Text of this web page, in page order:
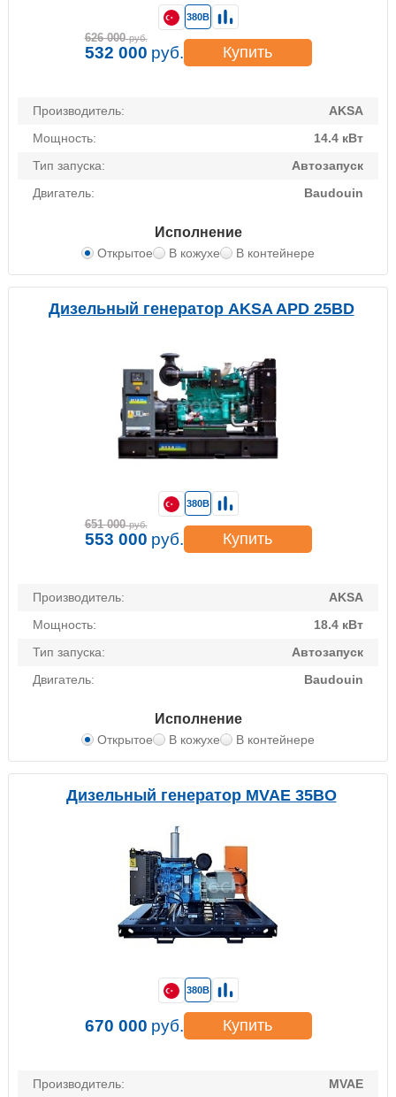
Производитель:
AKSA
Мощность:
14.4 кВт
Тип запуска:
Автозапуск
Двигатель:
Baudouin
Исполнение
Открытое В кожухе В контейнере
380В
626 000 руб.
532 000 руб. Купить
Дизельный генератор AKSA APD 25BD
Производитель:
AKSA
Мощность:
18.4 кВт
Тип запуска:
Автозапуск
Двигатель:
Baudouin
Исполнение
Открытое В кожухе В контейнере
380В
651 000 руб.
553 000 руб. Купить
Дизельный генератор MVAE 35BO
Производитель: MVAE
380В
670 000 руб. Купить